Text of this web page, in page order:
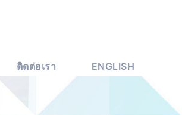
ติดต่อเรา ENGLISH